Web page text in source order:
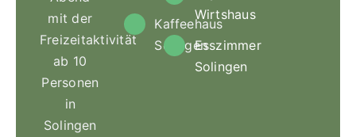
mit der
Freizeitaktivität
ab 10
Personen
in
Solingen
Kaffeehaus
Solingen
Wirtshaus
Esszimmer
Solingen